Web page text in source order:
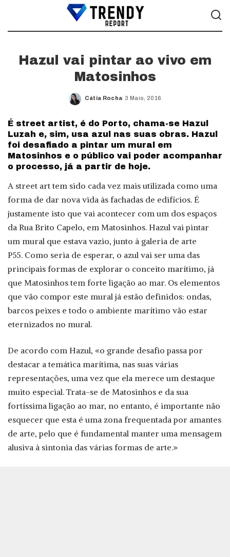
Hazul vai pintar ao vivo em
Matosinhos
Posted
Cátia Rocha 3 Maio, 2016
É street artist, é do Porto, chama-se Hazul
Luzah e, sim, usa azul nas suas obras. Hazul
foi desafiado a pintar um mural em
Matosinhos e o público vai poder acompanhar
o processo, já a partir de hoje.
A street art tem sido cada vez mais utilizada como uma
forma de dar nova vida às fachadas de edifícios. É
justamente isto que vai acontecer com um dos espaços
da Rua Brito Capelo, em Matosinhos. Hazul vai pintar
um mural que estava vazio, junto à galeria de arte
P55. Como seria de esperar, o azul vai ser uma das
principais formas de explorar o conceito marítimo, já
que Matosinhos tem forte ligação ao mar. Os elementos
que vão compor este mural já estão definidos: ondas,
barcos peixes e todo o ambiente marítimo vão estar
eternizados no mural.
De acordo com Hazul, «o grande desafio passa por
destacar a temática marítima, nas suas várias
representações, uma vez que ela merece um destaque
muito especial. Trata-se de Matosinhos e da sua
fortíssima ligação ao mar, no entanto, é importante não
esquecer que esta é uma zona frequentada por amantes
de arte, pelo que é fundamental manter uma mensagem
alusiva à sintonia das várias formas de arte.»